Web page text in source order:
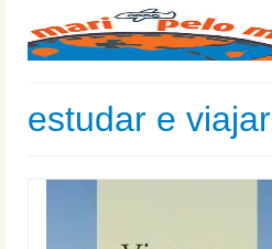
estudar e viajar